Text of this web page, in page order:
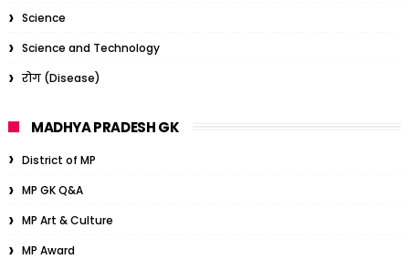
Science
Science and Technology
रोग (Disease)
MADHYA PRADESH GK
District of MP
MP GK Q&A
MP Art & Culture
MP Award